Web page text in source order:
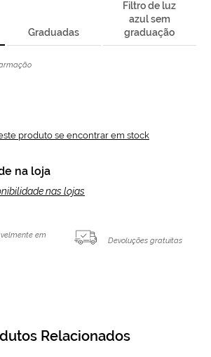
Graduadas
Filtro de luz
azul sem
graduação
produto se encontrar em stock
na loja
nas lojas
em
Devoluções gratuitas
Relacionados